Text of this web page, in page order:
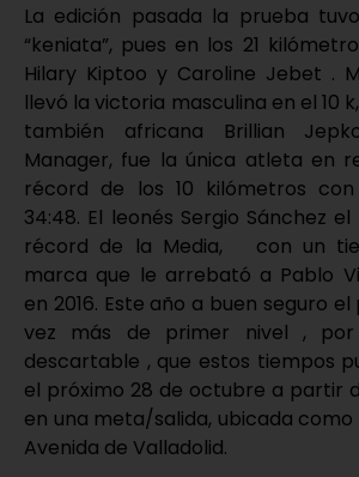
La edición pasada la prueba
“keniata”, pues en los 21
Hilary Kiptoo y Caroline Jebet .
llevó la victoria masculina en el 10
también africana Brillian
Manager, fue la única atleta en
récord de los 10 kilómetros
34:48. El leonés Sergio Sánchez
récord de la Media, con un
marca que le arrebató a Pablo
en 2016. Este año a buen seguro
vez más de primer nivel ,
descartable , que estos tiempos
el próximo 28 de octubre a partir
en una meta/salida, ubicada
Avenida de Valladolid.